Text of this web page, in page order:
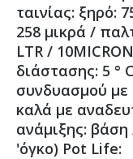
ταινίας: ξηρό:
258 μικρά /
LTR /
διάστασης: 5 °
συνδυασμού με
καλά με
ανάμιξης: βάση
'όγκο) Pot Life: